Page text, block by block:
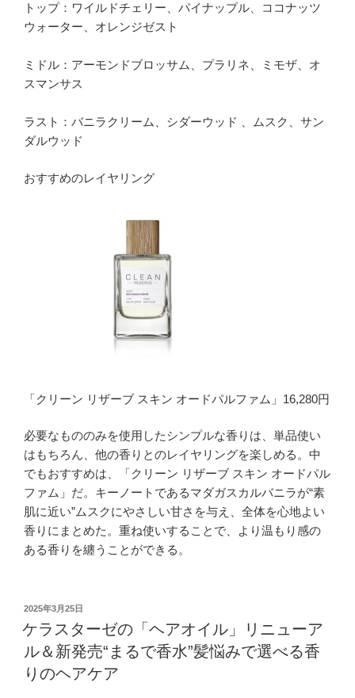
トップ：ワイルドチェリー、パイナップル、ココナッツ
ウォーター、オレンジゼスト
ミドル：アーモンドブロッサム、プラリネ、ミモザ、オ
スマンサス
ラスト：バニラクリーム、シダーウッド 、ムスク、サン
ダルウッド
おすすめのレイヤリング
「クリーン リザーブ スキン オードパルファム」16,280円
必要なもののみを使用したシンプルな香りは、単品使い
はもちろん、他の香りとのレイヤリングを楽しめる。中
でもおすすめは、「クリーン リザーブ スキン オードパル
ファム」だ。キーノートであるマダガスカルバニラが“素
肌に近い”ムスクにやさしい甘さを与え、全体を心地よい
香りにまとめた。重ね使いすることで、より温もり感の
ある香りを纏うことができる。
投
稿
日:
2025年3月25日
ケラスターゼの「ヘアオイル」リニューア
ル＆新発売“まるで香水”髪悩みで選べる香
りのヘアケア